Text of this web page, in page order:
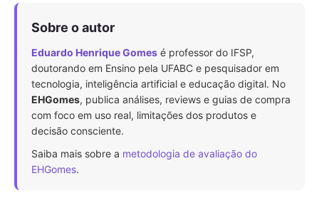
Sobre o autor
Eduardo Henrique Gomes é professor do IFSP,
doutorando em Ensino pela UFABC e pesquisador em
tecnologia, inteligência artificial e educação digital. No
EHGomes, publica análises, reviews e guias de compra
com foco em uso real, limitações dos produtos e
decisão consciente.
Saiba mais sobre a metodologia de avaliação do
EHGomes.